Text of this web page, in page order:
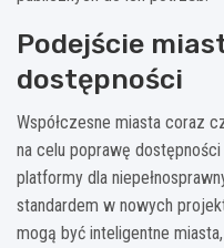
Podejście
dostępności
Współczesne miasta coraz
na celu poprawę
platformy dla
standardem w nowych
mogą być inteligentne